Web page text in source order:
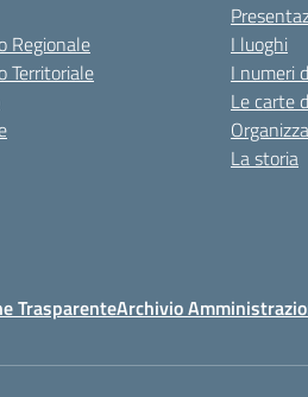
Regionale
Territoriale
I luoghi
I numeri
Le carte
La storia
TrasparenteArchivio